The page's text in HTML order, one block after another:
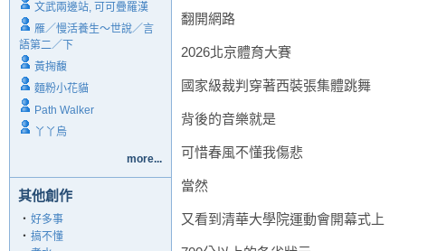
文武兩邊站, 可可疊羅漢
雁／慢活養生～世說／言
語第二／下
黃掬馥
麵粉小花貓
Path Walker
丫丫烏
more...
其他創作
‧ 好多事
‧ 搞不懂
翻開網路
2026北京體育大賽
國家級裁判穿著西裝張集體跳舞
背後的音樂就是
可惜春風不懂我傷悲
當然
又看到清華大學院運動會開幕式上